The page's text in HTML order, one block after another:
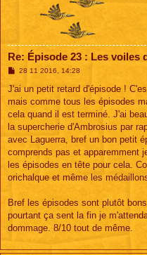
Re: Épisode 23 : Les voiles
M
s
a
g
28 11 2016, 14:28
J'ai un petit retard d'épisode !
mais comme tous les épisodes
cela quand il est terminé. J'ai
la supercherie d'Ambrosius par
avec Laguerra, bref un bon petit
comprends pas et apparemment
les épisodes en tête pour cela.
orichalque et même les
Bref les épisodes sont plutôt
pourtant ça sent la fin je
dommage. 8/10 tout de même.